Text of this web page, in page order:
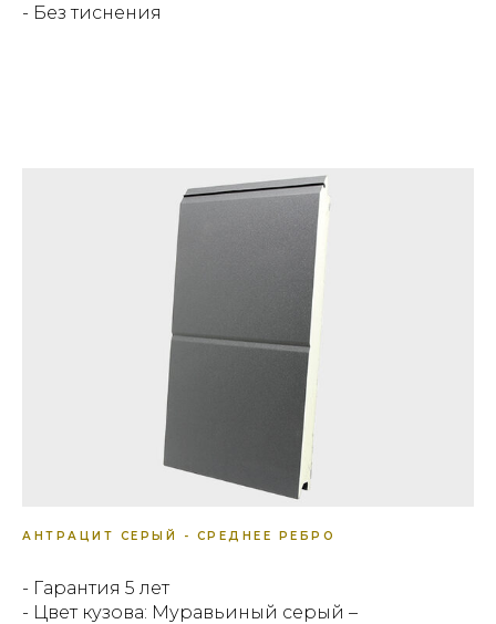
- Без тиснения
АНТРАЦИТ СЕРЫЙ - СРЕДНЕЕ РЕБРО
- Гарантия 5 лет
- Цвет кузова: Муравьиный серый –